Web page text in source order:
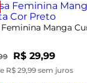
Feminina Manga
R$ 29,99
R$ 29,99 sem juros